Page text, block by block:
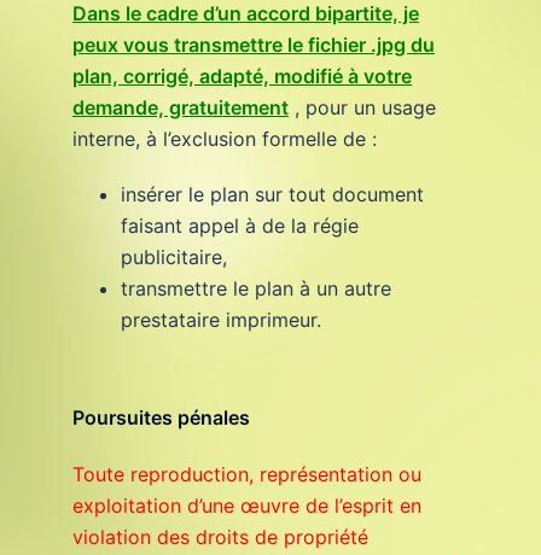
Dans le cadre d’un accord bipartite, je
peux vous transmettre le fichier .jpg du
plan, corrigé, adapté, modifié à votre
demande, gratuitement , pour un usage
interne, à l’exclusion formelle de :
insérer le plan sur tout document
faisant appel à de la régie
publicitaire,
transmettre le plan à un autre
prestataire imprimeur.
Poursuites pénales
Toute reproduction, représentation ou
exploitation d’une œuvre de l’esprit en
violation des droits de propriété